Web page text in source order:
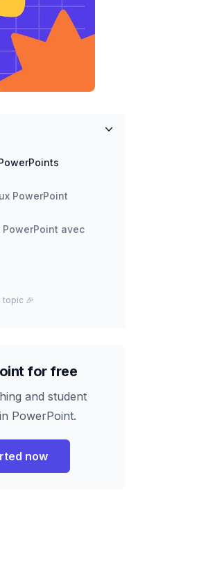
PowerPoint
avec
topic 🎉
for free
and student
PowerPoint.
now